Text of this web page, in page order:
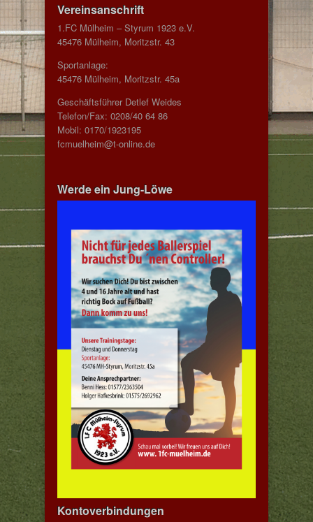
Vereinsanschrift
1.FC Mülheim – Styrum 1923 e.V.
45476 Mülheim, Moritzstr. 43
Sportanlage:
45476 Mülheim, Moritzstr. 45a
Geschäftsführer Detlef Weides
Telefon/Fax: 0208/40 64 86
Mobil: 0170/1923195
fcmuelheim@t-online.de
Werde ein Jung-Löwe
Kontoverbindungen